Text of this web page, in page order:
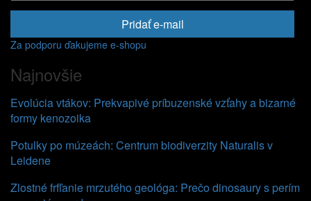
Pridať e-mail
Za podporu ďakujeme e-shopu
Najnovšie
Evolúcia vtákov: Prekvapivé príbuzenské vzťahy a bizarné
formy kenozoika
Potulky po múzeách: Centrum biodiverzity Naturalis v
Leidene
Zlostné frfľanie mrzutého geológa: Prečo dinosaury s perím